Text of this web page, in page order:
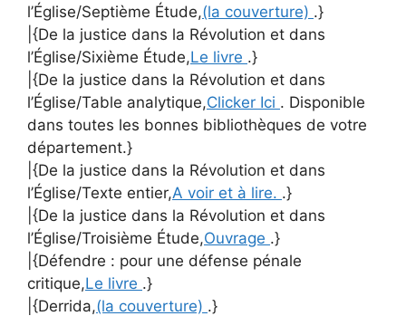
l’Église/Septième Étude,(la couverture) .}
|{De la justice dans la Révolution et dans
l’Église/Sixième Étude,Le livre .}
|{De la justice dans la Révolution et dans
l’Église/Table analytique,Clicker Ici . Disponible
dans toutes les bonnes bibliothèques de votre
département.}
|{De la justice dans la Révolution et dans
l’Église/Texte entier,A voir et à lire. .}
|{De la justice dans la Révolution et dans
l’Église/Troisième Étude,Ouvrage .}
|{Défendre : pour une défense pénale
critique,Le livre .}
|{Derrida,(la couverture) .}